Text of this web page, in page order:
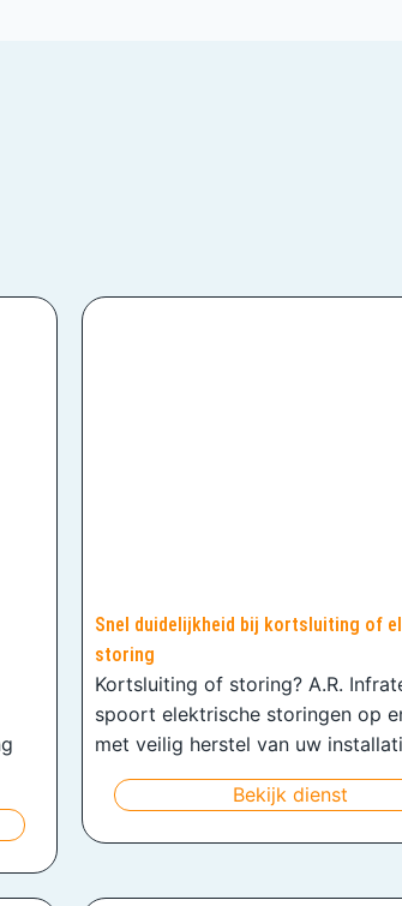
Snel duidelijkheid bij kortsluiting of
storing
Kortsluiting of storing? A.R.
spoort elektrische storingen op
met veilig herstel van uw
Bekijk dienst